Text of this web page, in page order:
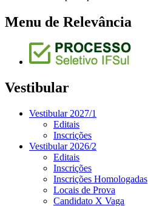
Menu de Relevância
Vestibular
Vestibular 2027/1
Editais
Inscrições
Vestibular 2026/2
Editais
Inscrições
Inscrições Homologadas
Locais de Prova
Candidato X Vaga